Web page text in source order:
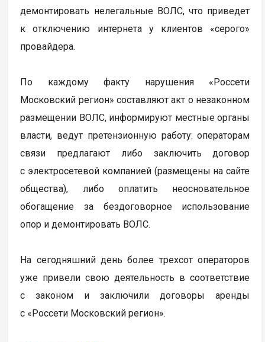
демонтировать нелегальные ВОЛС, что приведет
к отключению интернета у клиентов «серого»
провайдера.
По каждому факту нарушения «Россети
Московский регион» составляют акт о незаконном
размещении ВОЛС, информируют местные органы
власти, ведут претензионную работу: операторам
связи предлагают либо заключить договор
с электросетевой компанией (размещены на сайте
общества), либо оплатить неосновательное
обогащение за бездоговорное использование
опор и демонтировать ВОЛС.
На сегодняшний день более трехсот операторов
уже привели свою деятельность в соответствие
с законом и заключили договоры аренды
с «Россети Московский регион».